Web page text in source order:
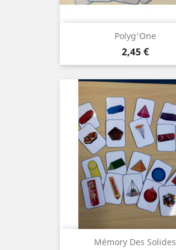
Polyg'One
Prix
2,45 €
Mémory Des Solides